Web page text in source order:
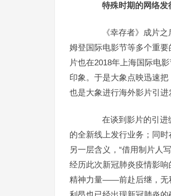
特殊时期的网络发
《幸存者》成片之
姆登国际电影节等多个重要
片也在2018年上海国际电
印象。于是大象点映迅速
也是大象进行海外影片引进
在谈到影片的引进缘
的全新线上发行业务；同
另一层含义，“借用制片人
经历此次新冠肺炎疫情影
精神力量——前赴后继，无